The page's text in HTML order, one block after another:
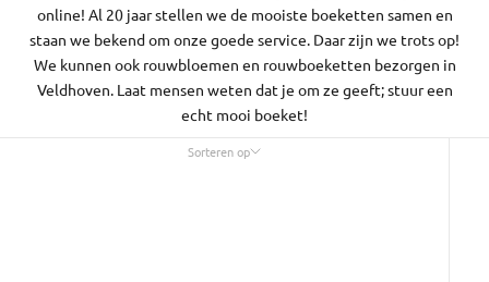
online! Al 20 jaar stellen we de mooiste boeketten samen en
staan we bekend om onze goede service. Daar zijn we trots op!
We kunnen ook rouwbloemen en rouwboeketten bezorgen in
Veldhoven. Laat mensen weten dat je om ze geeft; stuur een
echt mooi boeket!
Sorteren op